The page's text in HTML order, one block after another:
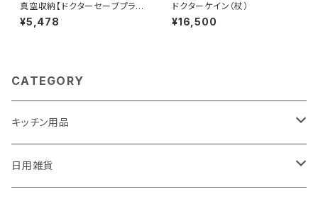
真空収納【ドクターセーブプラス
フルセット】
¥5,478
ドクターケイン（杖）
¥16,500
CATEGORY
キッチン用品
包丁ナイフなどの刃物専用研ぎ器 ソリングミニDuo
日用雑貨